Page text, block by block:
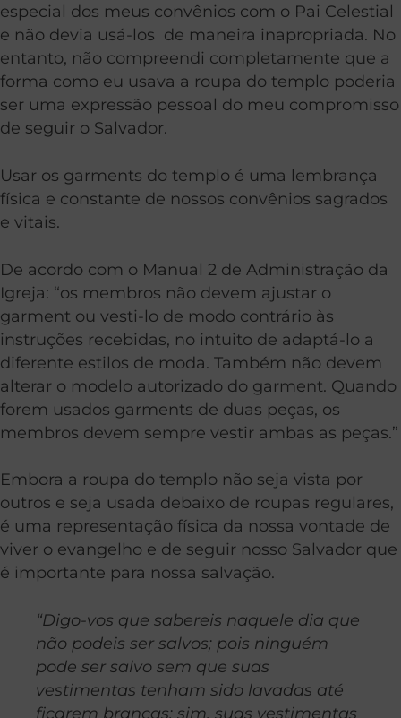
especial dos meus convênios com o Pai Celestial
e não devia usá-los de maneira inapropriada. No
entanto, não compreendi completamente que a
forma como eu usava a roupa do templo poderia
ser uma expressão pessoal do meu compromisso
de seguir o Salvador.
Usar os garments do templo é uma lembrança
física e constante de nossos convênios sagrados
e vitais.
De acordo com o Manual 2 de Administração da
Igreja: “os membros não devem ajustar o
garment ou vesti-lo de modo contrário às
instruções recebidas, no intuito de adaptá-lo a
diferente estilos de moda. Também não devem
alterar o modelo autorizado do garment. Quando
forem usados garments de duas peças, os
membros devem sempre vestir ambas as peças.”
Embora a roupa do templo não seja vista por
outros e seja usada debaixo de roupas regulares,
é uma representação física da nossa vontade de
viver o evangelho e de seguir nosso Salvador que
é importante para nossa salvação.
“Digo-vos que sabereis naquele dia que
não podeis ser salvos; pois ninguém
pode ser salvo sem que suas
vestimentas tenham sido lavadas até
ficarem brancas; sim, suas vestimentas